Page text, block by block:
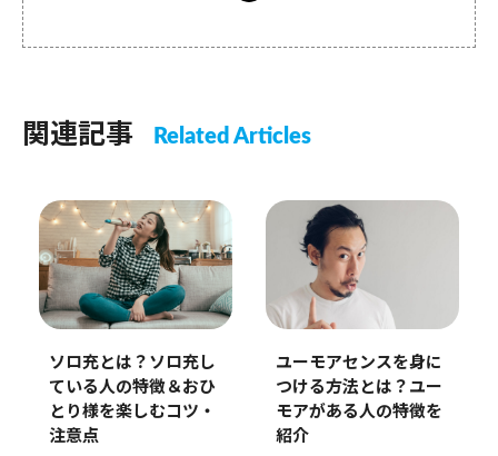
関連記事 Related Articles
ソロ充とは？ソロ充し
ている人の特徴＆おひ
とり様を楽しむコツ・
注意点
ユーモアセンスを身に
つける方法とは？ユー
モアがある人の特徴を
紹介